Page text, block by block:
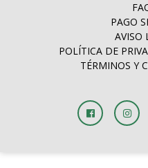
PAGO
AVISO
POLÍTICA DE
TÉRMINOS Y